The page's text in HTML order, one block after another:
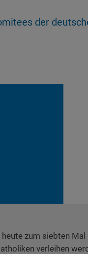
der
zum siebten Mal
verleihen